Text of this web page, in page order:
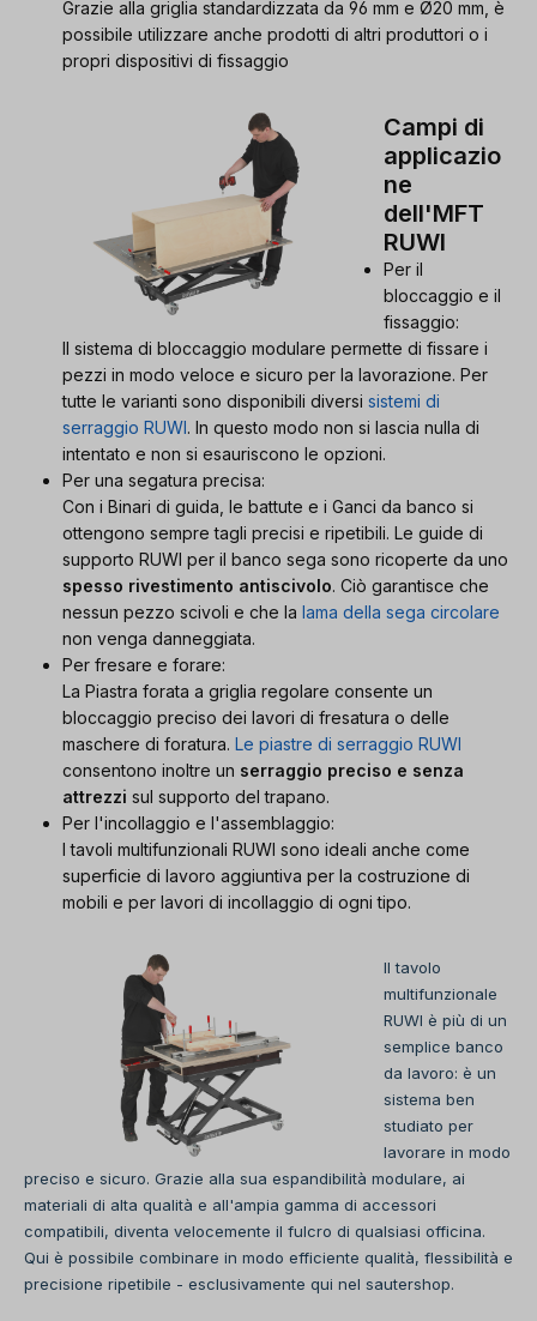
Grazie alla griglia standardizzata da 96 mm e Ø20 mm, è
possibile utilizzare anche prodotti di altri produttori o i
propri dispositivi di fissaggio
Campi di
applicazio
ne
dell'MFT
RUWI
Per il
bloccaggio e il
fissaggio:
Il sistema di bloccaggio modulare permette di fissare i
pezzi in modo veloce e sicuro per la lavorazione. Per
tutte le varianti sono disponibili diversi sistemi di
serraggio RUWI. In questo modo non si lascia nulla di
intentato e non si esauriscono le opzioni.
Per una segatura precisa:
Con i Binari di guida, le battute e i Ganci da banco si
ottengono sempre tagli precisi e ripetibili. Le guide di
supporto RUWI per il banco sega sono ricoperte da uno
spesso rivestimento antiscivolo. Ciò garantisce che
nessun pezzo scivoli e che la lama della sega circolare
non venga danneggiata.
Per fresare e forare:
La Piastra forata a griglia regolare consente un
bloccaggio preciso dei lavori di fresatura o delle
maschere di foratura. Le piastre di serraggio RUWI
consentono inoltre un serraggio preciso e senza
attrezzi sul supporto del trapano.
Per l'incollaggio e l'assemblaggio:
I tavoli multifunzionali RUWI sono ideali anche come
superficie di lavoro aggiuntiva per la costruzione di
mobili e per lavori di incollaggio di ogni tipo.
Il tavolo
multifunzionale
RUWI è più di un
semplice banco
da lavoro: è un
sistema ben
studiato per
lavorare in modo
preciso e sicuro. Grazie alla sua espandibilità modulare, ai
materiali di alta qualità e all'ampia gamma di accessori
compatibili, diventa velocemente il fulcro di qualsiasi officina.
Qui è possibile combinare in modo efficiente qualità, flessibilità e
precisione ripetibile - esclusivamente qui nel sautershop.